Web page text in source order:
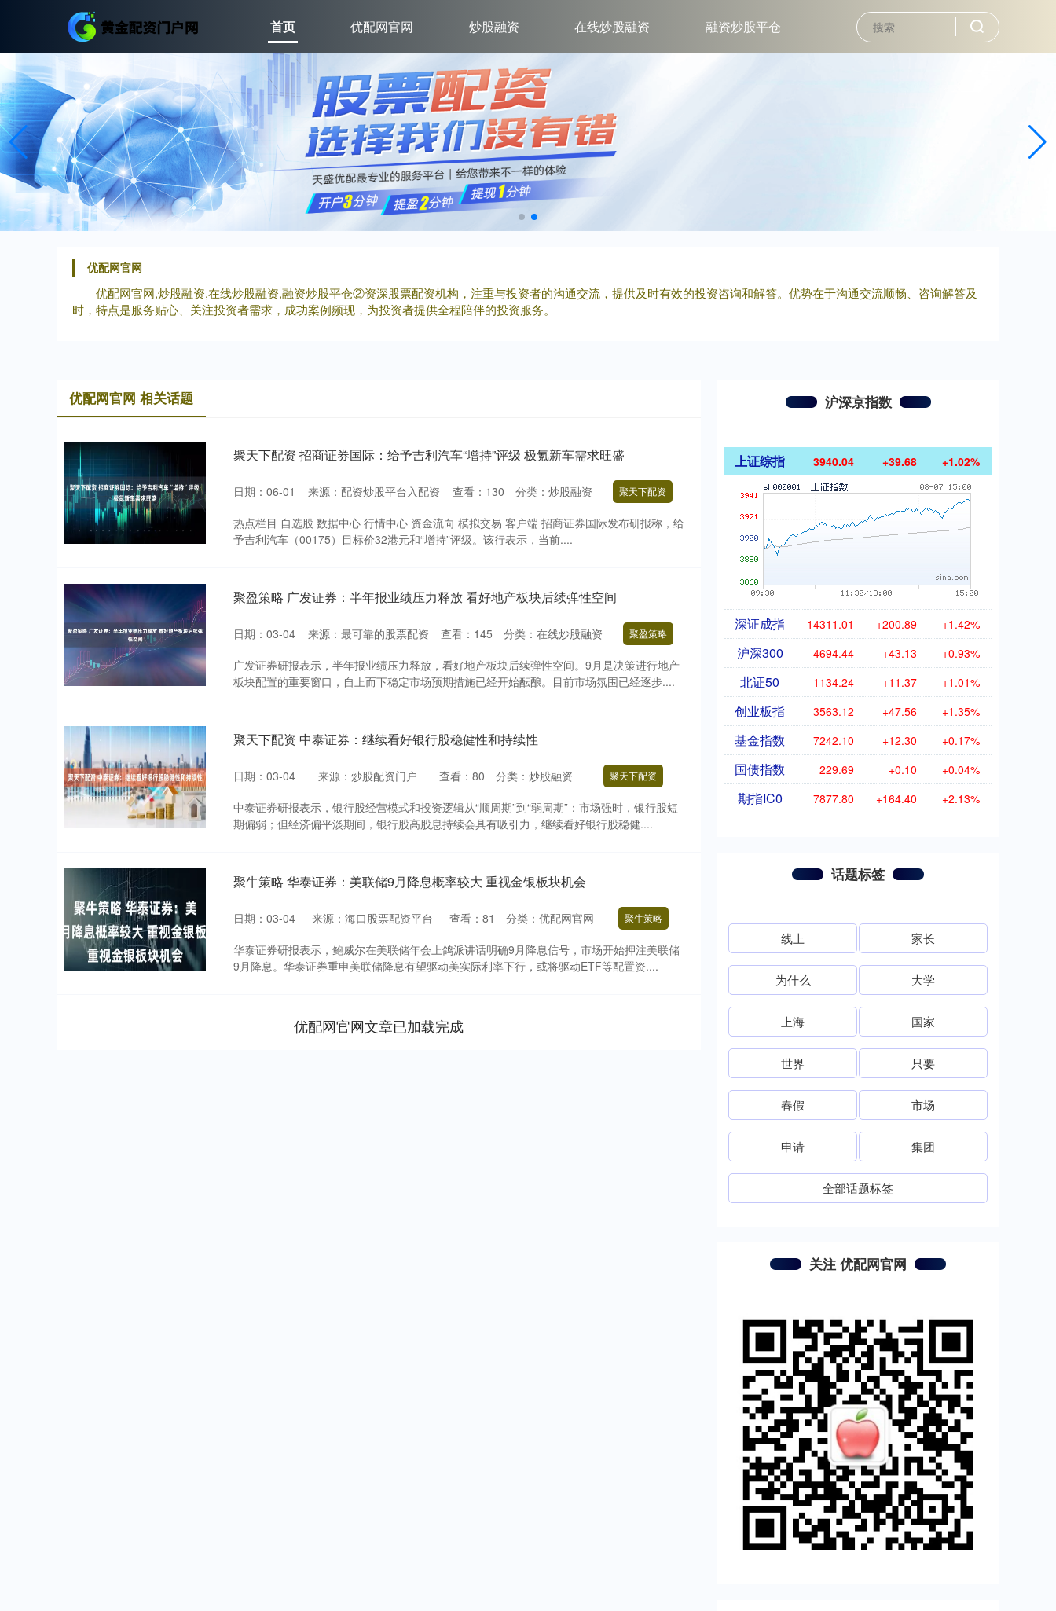
首页 优配网官网 炒股融资 在线炒股融资 融资炒股平仓
优配网官网
优配网官网,炒股融资,在线炒股融资,融资炒股平仓②资深股票配资机构，注重与投资者的沟通交流，提供及时有效的投资咨询和解答。优势在于沟通交流顺畅、咨询解答及
时，特点是服务贴心、关注投资者需求，成功案例频现，为投资者提供全程陪伴的投资服务。
优配网官网 相关话题
聚天下配资 招商证券国际：给予吉利汽车“增持”评级 极氪新车需求旺盛
日期：06-01 来源：配资炒股平台入配资 查看： 130 分类： 炒股融资 聚天下配资
热点栏目 自选股 数据中心 行情中心 资金流向 模拟交易 客户端 招商证券国际发布研报称，给
予吉利汽车（00175）目标价32港元和“增持”评级。该行表示，当前....
聚盈策略 广发证券：半年报业绩压力释放 看好地产板块后续弹性空间
日期：03-04 来源：最可靠的股票配资 查看： 145 分类： 在线炒股融资 聚盈策略
广发证券研报表示，半年报业绩压力释放，看好地产板块后续弹性空间。9月是决策进行地产
板块配置的重要窗口，自上而下稳定市场预期措施已经开始酝酿。目前市场氛围已经逐步....
聚天下配资 中泰证券：继续看好银行股稳健性和持续性
日期：03-04 来源：炒股配资门户 查看： 80 分类： 炒股融资 聚天下配资
中泰证券研报表示，银行股经营模式和投资逻辑从“顺周期”到“弱周期”：市场强时，银行股短
期偏弱；但经济偏平淡期间，银行股高股息持续会具有吸引力，继续看好银行股稳健....
聚牛策略 华泰证券：美联储9月降息概率较大 重视金银板块机会
日期：03-04 来源：海口股票配资平台 查看： 81 分类： 优配网官网 聚牛策略
华泰证券研报表示，鲍威尔在美联储年会上鸽派讲话明确9月降息信号，市场开始押注美联储
9月降息。华泰证券重申美联储降息有望驱动美实际利率下行，或将驱动ETF等配置资....
优配网官网文章已加载完成
沪深京指数
上证综指 3940.04 +39.68 +1.02%
深证成指 14311.01 +200.89 +1.42%
沪深300 4694.44 +43.13 +0.93%
北证50 1134.24 +11.37 +1.01%
创业板指 3563.12 +47.56 +1.35%
基金指数 7242.10 +12.30 +0.17%
国债指数 229.69 +0.10 +0.04%
期指IC0 7877.80 +164.40 +2.13%
话题标签
线上 家长
为什么 大学
上海 国家
世界 只要
春假 市场
申请 集团
全部话题标签
关注 优配网官网